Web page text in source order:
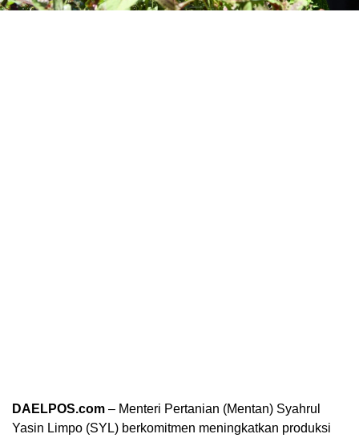
DAELPOS.com – Menteri Pertanian (Mentan) Syahrul
Yasin Limpo (SYL) berkomitmen meningkatkan produksi